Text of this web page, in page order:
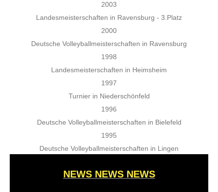
2003
Landesmeisterschaften in Ravensburg - 3.Platz
2000
Deutsche Volleyballmeisterschaften in Ravensburg
1998
Landesmeisterschaften in Heimsheim
1997
Turnier in Niederschönfeld
1996
Deutsche Volleyballmeisterschaften in Bielefeld
1995
Deutsche Volleyballmeisterschaften in Lingen
NEWS NEWS NEWS